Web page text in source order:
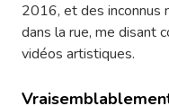
2016, et des inconnus
dans la rue, me disant
vidéos artistiques.